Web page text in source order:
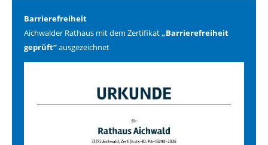
Barrierefreiheit
Aichwalder Rathaus mit dem Zertifikat„Barrierefreiheit
geprüft“ausgezeichnet